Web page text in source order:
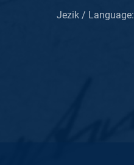
Jezik / Language: